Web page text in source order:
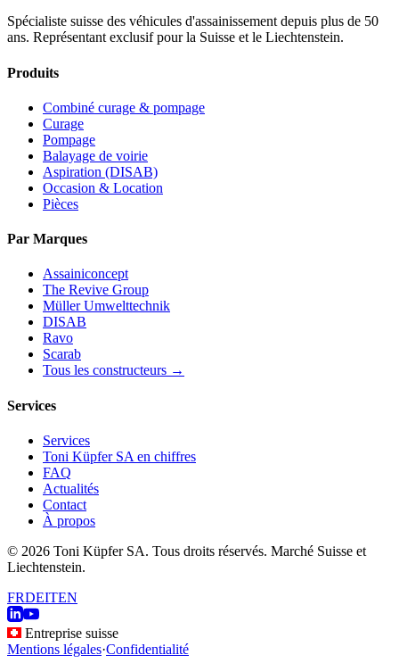
Spécialiste suisse des véhicules d'assainissement depuis plus de 50
ans. Représentant exclusif pour la Suisse et le Liechtenstein.
Produits
Combiné curage & pompage
Curage
Pompage
Balayage de voirie
Aspiration (DISAB)
Occasion & Location
Pièces
Par Marques
Assainiconcept
The Revive Group
Müller Umwelttechnik
DISAB
Ravo
Scarab
Tous les constructeurs →
Services
Services
Toni Küpfer SA en chiffres
FAQ
Actualités
Contact
À propos
© 2026 Toni Küpfer SA. Tous droits réservés. Marché Suisse et
Liechtenstein.
FRDEITEN
Entreprise suisse
Mentions légales·Confidentialité